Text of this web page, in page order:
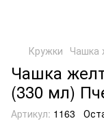
Кружки Чашка
Чашка
(330 мл)
Артикул: 1163